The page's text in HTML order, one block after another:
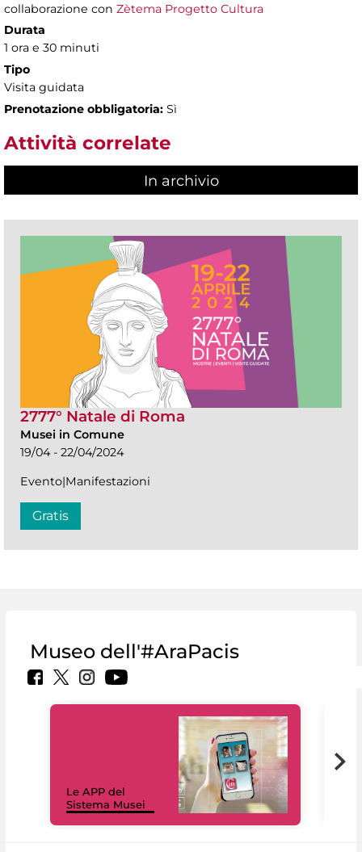
collaborazione con Zètema Progetto Cultura
Durata
1 ora e 30 minuti
Tipo
Visita guidata
Prenotazione obbligatoria: Sì
Attività correlate
In archivio
2777° Natale di Roma
Musei in Comune
19/04 - 22/04/2024
Evento|Manifestazioni
Gratis
Museo dell'#AraPacis
Le APP del
Sistema Musei